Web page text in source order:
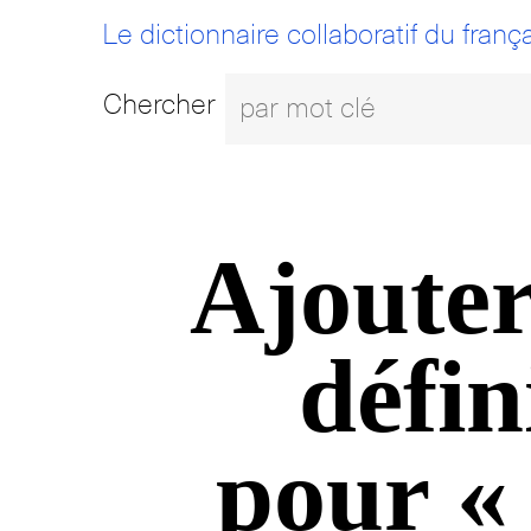
Le dictionnaire collaboratif du
Chercher
pour «